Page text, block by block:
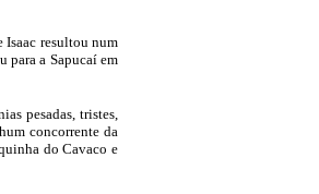
Isaac resultou num
para a Sapucaí em
pesadas, tristes,
concorrente da
do Cavaco e